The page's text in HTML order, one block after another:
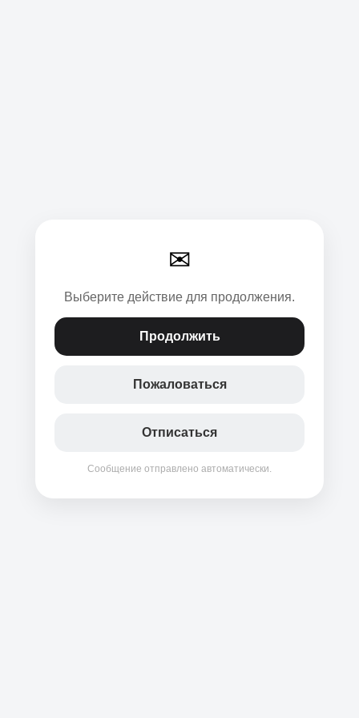
✉
Выберите действие для продолжения.
Продолжить
Пожаловаться
Отписаться
Сообщение отправлено автоматически.